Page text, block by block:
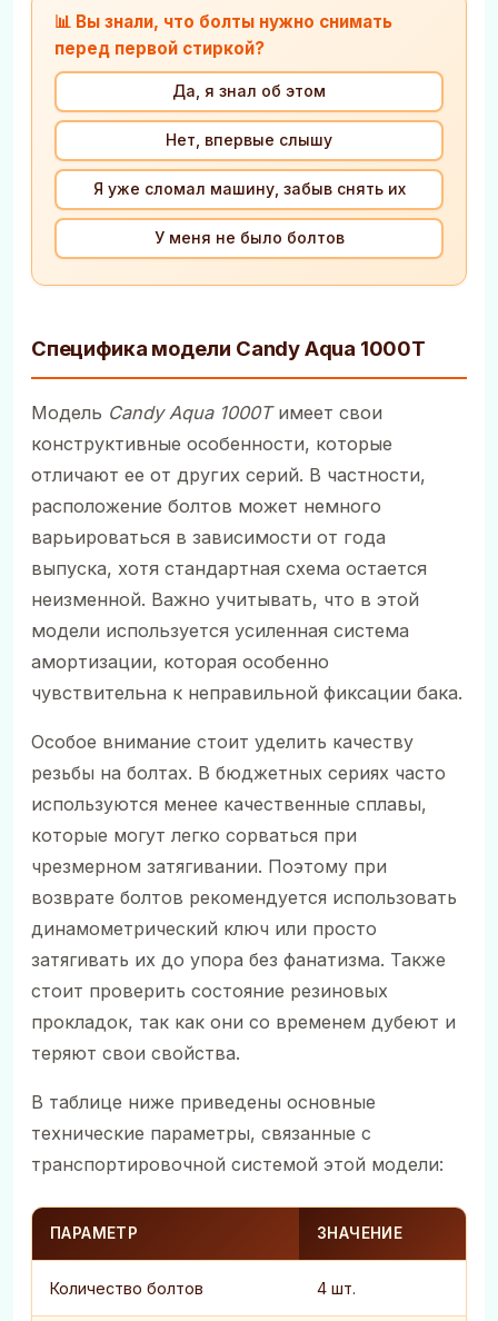
📊 Вы знали, что болты нужно снимать
перед первой стиркой?
Да, я знал об этом
Нет, впервые слышу
Я уже сломал машину, забыв снять их
У меня не было болтов
Специфика модели Candy Aqua 1000T
Модель Candy Aqua 1000Tимеет свои
конструктивные особенности, которые
отличают ее от других серий. В частности,
расположение болтов может немного
варьироваться в зависимости от года
выпуска, хотя стандартная схема остается
неизменной. Важно учитывать, что в этой
модели используется усиленная система
амортизации, которая особенно
чувствительна к неправильной фиксации бака.
Особое внимание стоит уделить качеству
резьбы на болтах. В бюджетных сериях часто
используются менее качественные сплавы,
которые могут легко сорваться при
чрезмерном затягивании. Поэтому при
возврате болтов рекомендуется использовать
динамометрический ключ или просто
затягивать их до упора без фанатизма. Также
стоит проверить состояние резиновых
прокладок, так как они со временем дубеют и
теряют свои свойства.
В таблице ниже приведены основные
технические параметры, связанные с
транспортировочной системой этой модели:
ПАРАМЕТР ЗНАЧЕНИЕ
Количество болтов 4 шт.